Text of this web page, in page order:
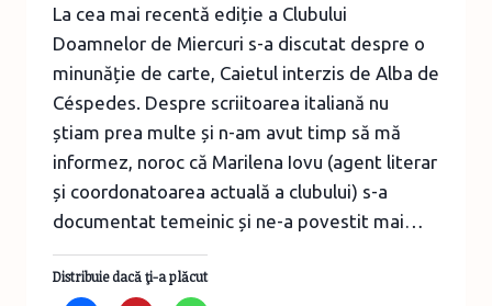
La cea mai recentă ediție a Clubului
Doamnelor de Miercuri s-a discutat despre o
minunăție de carte, Caietul interzis de Alba de
Céspedes. Despre scriitoarea italiană nu
știam prea multe și n-am avut timp să mă
informez, noroc că Marilena Iovu (agent literar
și coordonatoarea actuală a clubului) s-a
documentat temeinic și ne-a povestit mai…
Distribuie dacă ţi-a plăcut